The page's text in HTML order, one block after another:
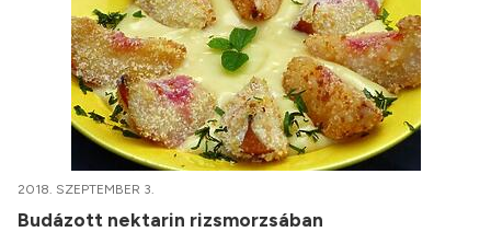
2018. SZEPTEMBER 3.
Budázott nektarin rizsmorzsában